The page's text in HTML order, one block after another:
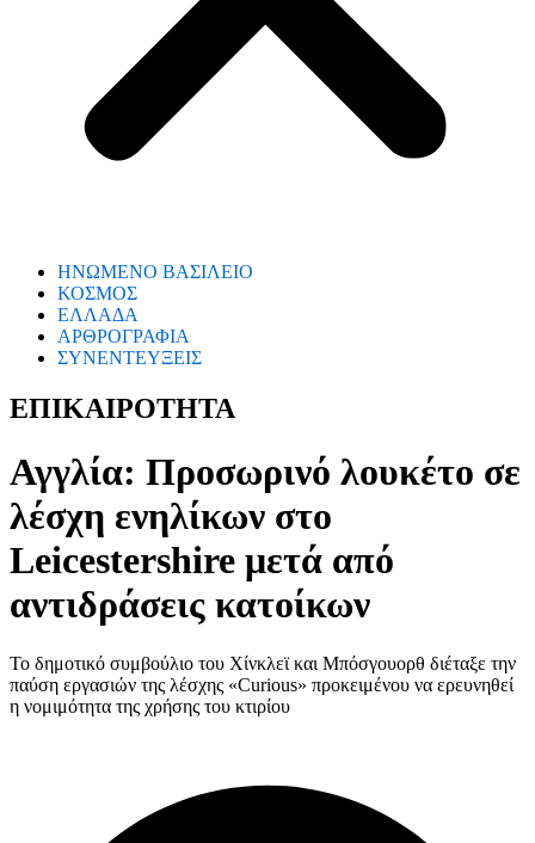
ΗΝΩΜΕΝΟ ΒΑΣΙΛΕΙΟ
ΚΟΣΜΟΣ
ΕΛΛΑΔΑ
ΑΡΘΡΟΓΡΑΦΙΑ
ΣΥΝΕΝΤΕΥΞΕΙΣ
ΕΠΙΚΑΙΡΟΤΗΤΑ
Αγγλία: Προσωρινό λουκέτο σε
λέσχη ενηλίκων στο
Leicestershire μετά από
αντιδράσεις κατοίκων
Το δημοτικό συμβούλιο του Χίνκλεϊ και Μπόσγουορθ διέταξε την
παύση εργασιών της λέσχης «Curious» προκειμένου να ερευνηθεί
η νομιμότητα της χρήσης του κτιρίου